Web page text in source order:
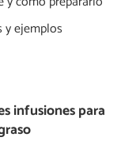
y ejemplos
infusiones para